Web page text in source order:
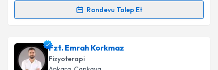
Kişisel verilerimin işlenmesine ilişkin
Metni'ni okudum ve kişisel verilerimin belirtilen
Takvim Talebini Gönder
Randevu Talep Et
Randevu Takvimi Talebi
Fzt. Ramazan Eseniçin randevu takvimi talebi
oluşturun. Size bu uzmandan randevu almanız için bir
takvim hazırlandığında e-posta ile bilgilendireceğiz.
Fzt. Emrah Korkmaz
Fizyoterapi